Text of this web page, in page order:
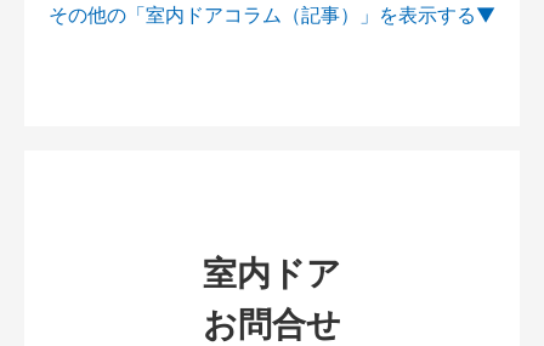
その他の「室内ドアコラム（記事）」を
室内ドア
お問合せ